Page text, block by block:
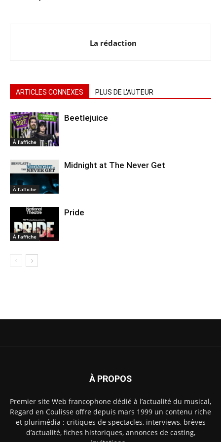
La rédaction
ARTICLES CONNEXES PLUS DE L'AUTEUR
À l'affiche
Beetlejuice
À l'affiche
Midnight at The Never Get
À l'affiche
Pride
À PROPOS
Premier site Web francophone dédié à l’actualité du musical,
Regard en Coulisse offre depuis mars 1999 un contenu riche
et plurimédia : critiques de spectacles, interviews, brèves
d’actualité, fiches historiques, annonces de casting,